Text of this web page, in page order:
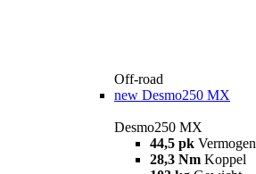
Off-road
new Desmo250 MX
Desmo250 MX
44,5 pk Vermogen
28,3 Nm Koppel